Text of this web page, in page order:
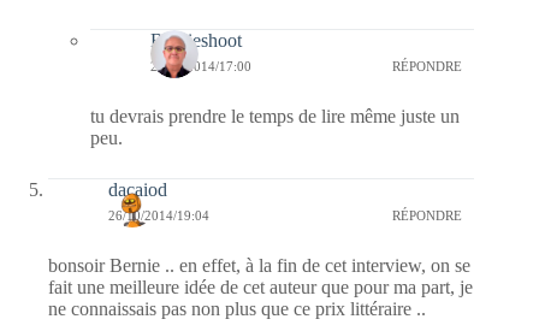
Bernieshoot
27/10/2014/17:00 RÉPONDRE
tu devrais prendre le temps de lire même juste un
peu.
dacaiod
26/10/2014/19:04 RÉPONDRE
bonsoir Bernie .. en effet, à la fin de cet interview, on se
fait une meilleure idée de cet auteur que pour ma part, je
ne connaissais pas non plus que ce prix littéraire ..